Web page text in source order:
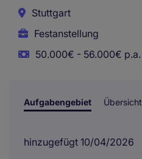
Stuttgart
Festanstellung
50.000€ - 56.000€ p.a.
Aufgabengebiet Übersicht
hinzugefügt 10/04/2026